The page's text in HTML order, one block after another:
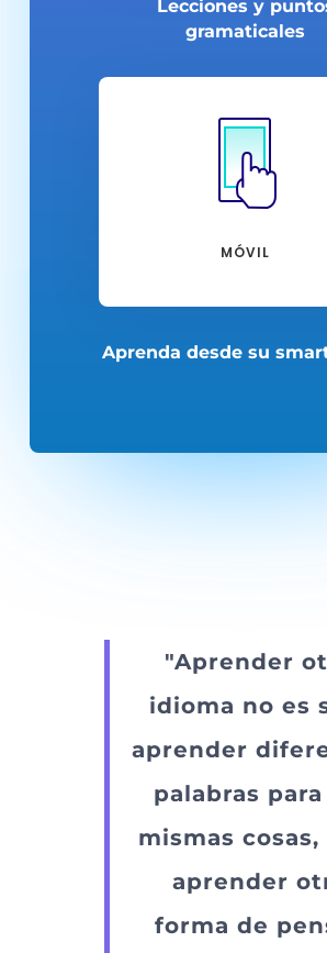
Lecciones y
gramaticales
MÓVIL
Aprenda desde su
"Aprender
idioma no es
aprender
palabras para
mismas cosas,
aprender
forma de